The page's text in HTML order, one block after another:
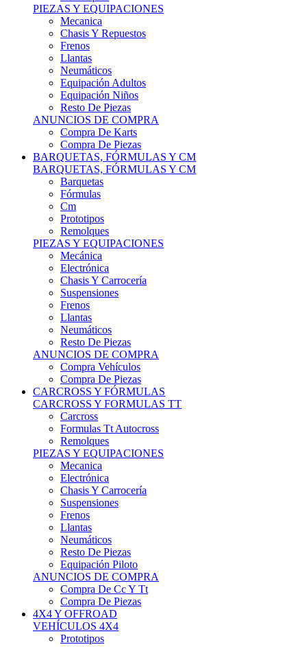
Fórmulas
Cm
Prototipos
Remolques
PIEZAS Y EQUIPACIONES
Mecánica
Electrónica
Chasis Y Carrocería
Suspensiones
Frenos
Llantas
Neumáticos
Resto De Piezas
ANUNCIOS DE COMPRA
Compra Vehículos
Compra De Piezas
CARCROSS Y FÓRMULAS
CARCROSS Y FORMULAS TT
Carcross
Formulas Tt Autocross
Remolques
PIEZAS Y EQUIPACIONES
Mecanica
Electrónica
Chasis Y Carrocería
Suspensiones
Frenos
Llantas
Neumáticos
Resto De Piezas
Equipación Piloto
ANUNCIOS DE COMPRA
Compra De Cc Y Tt
Compra De Piezas
4X4 Y OFFROAD
VEHÍCULOS 4X4
Prototipos
Venta De Side By Side
Quads Y Buggys
4x4 De Calle
PIEZAS PARA 4X4
Mecánica
Carrocería
Suspensiones
Llantas
Neumáticos
ANUNCIOS DE COMPRA
Compra De 4x4
Compra De Piezas
MOTOS
MOTOS
Motos De Circuito